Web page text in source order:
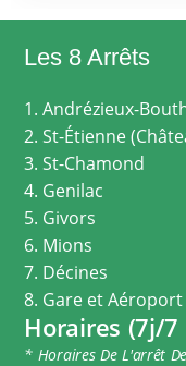
Les 8 Arrêts
1. Andrézieux-
2. St-Étienne
3. St-Chamond
4. Genilac
5. Givors
6. Mions
7. Décines
8. Gare et
Horaires (7j/7
* Horaires De L'arrêt